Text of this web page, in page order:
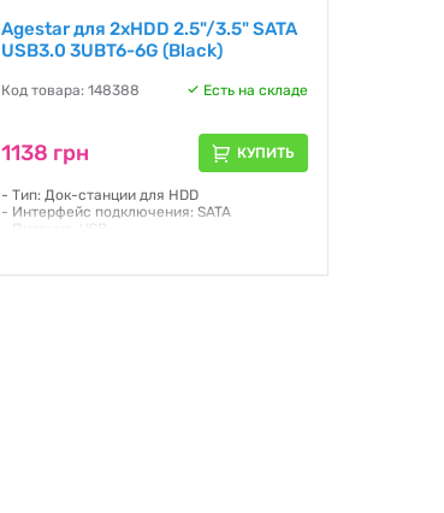
Agestar для 2xHDD 2.5"/3.5" SATA
USB3.0 3UBT6-6G (Black)
Код товара: 148388 Есть на складе
1138 грн КУПИТЬ
- Тип: Док-станции для HDD
- Интерфейс подключения: SATA
- Питание: USB